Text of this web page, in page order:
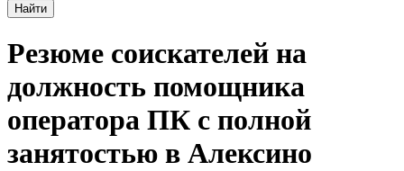
Найти
Резюме соискателей на
должность помощника
оператора ПК с полной
занятостью в Алексино